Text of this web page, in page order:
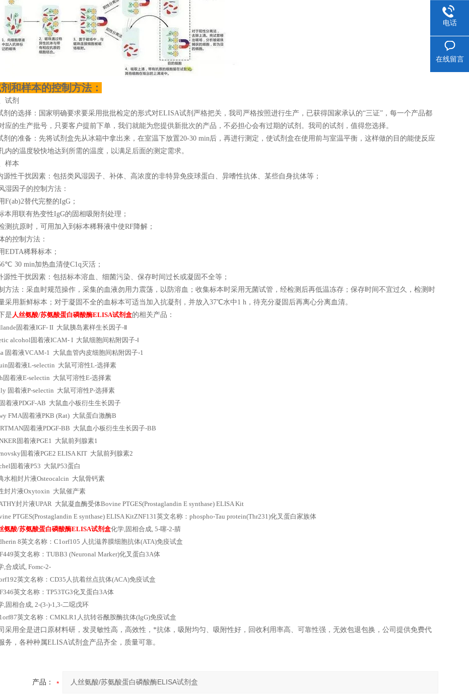
和样本的控制方法：
试剂
剂的选择：国家明确要求要采用批批检定的形式对ELISA试剂严格把关，我司严格按照进行生产，已获得国家承认的“三证”，每一个产品都
应的生产批号，只要客户提前下单，我们就能为您提供新批次的产品，不必担心会有过期的试剂。我司的试剂，值得您选择。
剂的准备：先将试剂盒先从冰箱中拿出来，在室温下放置20-30 min后，再进行测定，使试剂盒在使用前与室温平衡，这样做的目的能使反应
内的温度较快地达到所需的温度，以满足后面的测定需求。
样本
源性干扰因素：包括类风湿因子、补体、高浓度的非特异免疫球蛋白、异嗜性抗体、某些自身抗体等；
湿因子的控制方法：
F(ab)2替代完整的IgG；
本用联有热变性IgG的固相吸附剂处理；
测抗原时，可用加入到标本稀释液中使RF降解；
的控制方法：
EDTA稀释标本；
30 min加热血清使C1q灭活；
源性干扰因素：包括标本溶血、细菌污染、保存时间过长或凝固不全等；
方法：采血时规范操作，采集的血液勿用力震荡，以防溶血；收集标本时采用无菌试管，经检测后再低温冻存；保存时间不宜过久，检测时
采用新鲜标本；对于凝固不全的血标本可适当加入抗凝剂，并放入37℃水中1 h，待充分凝固后再离心分离血清。
是人丝氨酸/苏氨酸蛋白磷酸酶ELISA试剂盒的相关产品：
固着液IGF- II 大鼠胰岛素样生长因子-Ⅱ
alcohol固着液ICAM- I 大鼠细胞间粘附因子-Ⅰ
固着液VCAM-1 大鼠血管内皮细胞间粘附因子-1
固着液L-selectin 大鼠可溶性L-选择素
固着液E-selectin 大鼠可溶性E-选择素
固着液P-selectin 大鼠可溶性P-选择素
着液PDGF-AB 大鼠血小板衍生生长因子
FMA固着液PKB (Rat) 大鼠蛋白激酶B
固着液PDGF-BB 大鼠血小板衍生生长因子-BB
固着液PGE1 大鼠前列腺素1
固着液PGE2 ELISA KIT 大鼠前列腺素2
固着液P53 大鼠P53蛋白
水相封片液Osteocalcin 大鼠骨钙素
封片液Oxytoxin 大鼠催产素
封片液UPAR 大鼠凝血酶受体Bovine PTGES(Prostaglandin E synthase) ELISA Kit
PTGES(Prostaglandin E synthase) ELISA KitZNF131英文名称：phospho-Tau protein(Thr231)化叉蛋白家族体
氨酸/苏氨酸蛋白磷酸酶ELISA试剂盒化学,固相合成, 5-噻-2-腈
8英文名称：C1orf105 人抗滋养膜细胞抗体(ATA)免疫试盒
英文名称：TUBB3 (Neuronal Marker)化叉蛋白3A体
,合成试, Fomc-2-
英文名称：CD35人抗着丝点抗体(ACA)免疫试盒
英文名称：TP53TG3化叉蛋白3A体
,固相合成, 2-(3-)-1,3-二噁戊环
英文名称：CMKLR1人抗转谷酰胺酶抗体(IgG)免疫试盒
采用全是进口原材料研，发灵敏性高，高效性，*抗体，吸附均匀、吸附性好，回收利用率高、可靠性强，无效包退包换，公司提供免费代
务，各种种属ELISA试剂盒产品齐全，质量可靠。
产品：
电话
在线留言